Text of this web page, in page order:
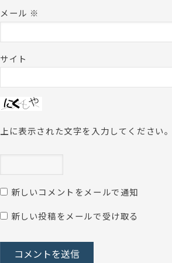
メール ※
サイト
上に表示された文字を入力してください
新しいコメントをメールで通知
新しい投稿をメールで受け取る